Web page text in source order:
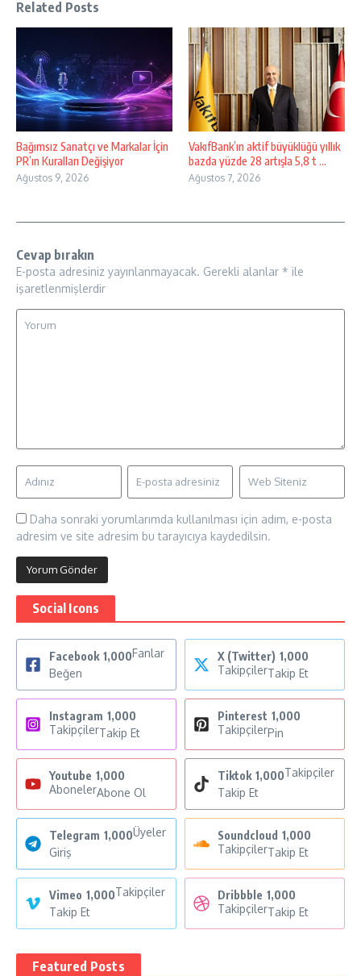
Related Posts
Bağımsız Sanatçı ve Markalar İçin
PR’ın Kuralları Değişiyor
Ağustos 9, 2026
VakıfBank’ın aktif büyüklüğü yıllık
bazda yüzde 28 artışla 5,8 t ...
Ağustos 7, 2026
Cevap bırakın
E-posta adresiniz yayınlanmayacak. Gerekli alanlar * ile
işaretlenmişlerdir
Daha sonraki yorumlarımda kullanılması için adım, e-posta
adresim ve site adresim bu tarayıcıya kaydedilsin.
Social Icons
Facebook 1,000Fanlar
Beğen
X (Twitter) 1,000
TakipçilerTakip Et
Instagram 1,000
TakipçilerTakip Et
Pinterest 1,000
TakipçilerPin
Youtube 1,000
AbonelerAbone Ol
Tiktok 1,000Takipçiler
Takip Et
Telegram 1,000Üyeler
Giriş
Soundcloud 1,000
TakipçilerTakip Et
Vimeo 1,000Takipçiler
Takip Et
Dribbble 1,000
TakipçilerTakip Et
Featured Posts